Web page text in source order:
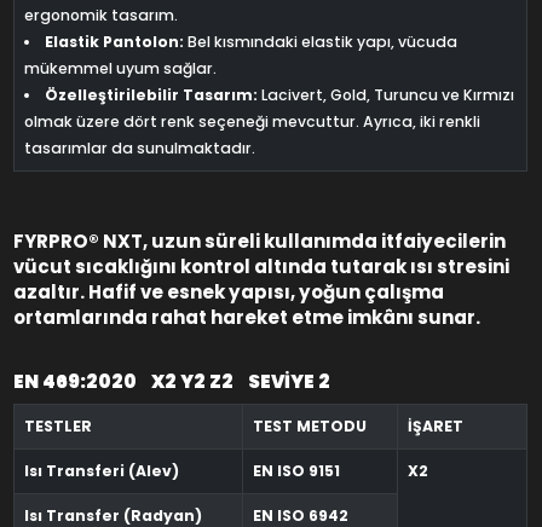
ergonomik tasarım.
Elastik Pantolon: Bel kısmındaki elastik yapı, vücuda
mükemmel uyum sağlar.
Özelleştirilebilir Tasarım: Lacivert, Gold, Turuncu ve Kırmızı
olmak üzere dört renk seçeneği mevcuttur. Ayrıca, iki renkli
tasarımlar da sunulmaktadır.
FYRPRO® NXT, uzun süreli kullanımda itfaiyecilerin
vücut sıcaklığını kontrol altında tutarak ısı stresini
azaltır. Hafif ve esnek yapısı, yoğun çalışma
ortamlarında rahat hareket etme imkânı sunar.
EN 469:2020 X2 Y2 Z2 SEVİYE 2
TESTLER TEST METODU İŞARET
Isı Transferi (Alev) EN ISO 9151 X2
Isı Transfer (Radyan) EN ISO 6942